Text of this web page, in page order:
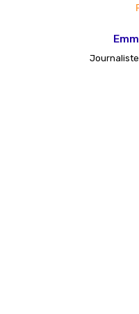
Journaliste